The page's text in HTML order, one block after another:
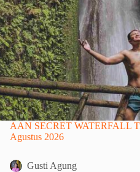
AAN SECRET WATERFALL
Agustus 2026
Gusti Agung